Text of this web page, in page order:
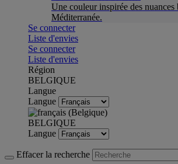
Une couleur inspirée des nuances
Méditerranée.
Se connecter
Liste d'envies
Se connecter
Liste d'envies
Région
BELGIQUE
Langue
Langue
BELGIQUE
Langue
Effacer la recherche